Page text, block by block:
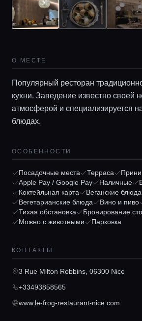
Главная
Локации
Гиды
Консьерж
Lifestyle
О МЕСТЕ
Популярный ресторан
кухни. Заведение известно своей
атмосферой и специализируется
блюдах.
ОСОБЕННОСТИ
Посадочные места Терраса
Apple Pay / Google Pay
Наличные
Коктейльная карта
Веганские блюда
Вегетарианские блюда
Вино и пиво
Тихая обстановка
Бронирование
Можно с животными
Парковка
КОНТАКТЫ
3 Rue Milton Robbins, 06300 Nice
+33493858565
www.le-frog-restaurant-nice.com